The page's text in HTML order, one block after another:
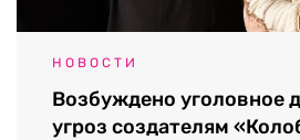
НОВОСТИ
Возбуждено уголовное
угроз создателям